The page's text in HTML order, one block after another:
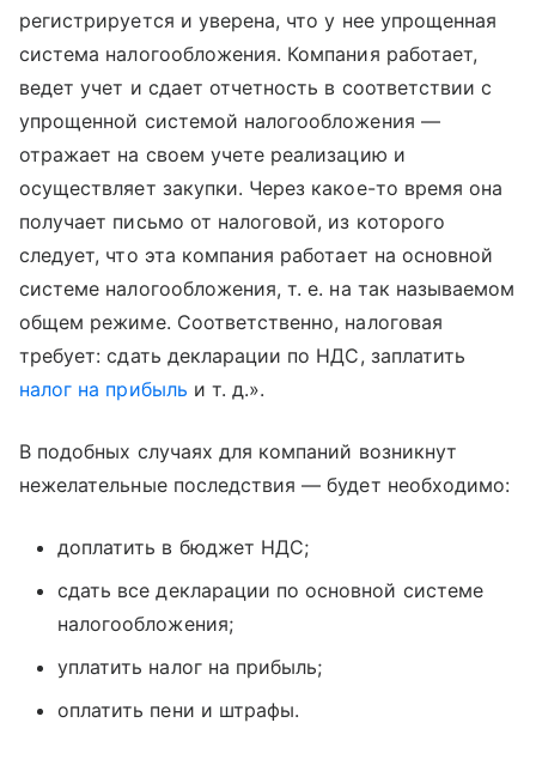
регистрируется и уверена, что у нее упрощенная
система налогообложения. Компания работает,
ведет учет и сдает отчетность в соответствии с
упрощенной системой налогообложения —
отражает на своем учете реализацию и
осуществляет закупки. Через какое-то время она
получает письмо от налоговой, из которого
следует, что эта компания работает на основной
системе налогообложения, т. е. на так называемом
общем режиме. Соответственно, налоговая
требует: сдать декларации по НДС, заплатить
налог на прибыль и т. д.».
В подобных случаях для компаний возникнут
нежелательные последствия — будет необходимо:
доплатить в бюджет НДС;
сдать все декларации по основной системе
налогообложения;
уплатить налог на прибыль;
оплатить пени и штрафы.